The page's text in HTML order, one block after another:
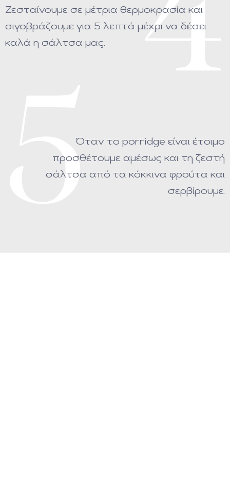
Ζεσταίνουμε σε μέτρια θερμοκρασία και
σιγοβράζουμε για 5 λεπτά μέχρι να δέσει
καλά η σάλτσα μας.
5Όταν το porridge είναι έτοιμο
προσθέτουμε αμέσως και τη ζεστή
σάλτσα από τα κόκκινα φρούτα και
σερβίρουμε.